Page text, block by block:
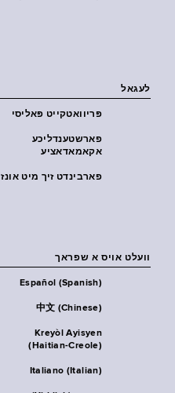
לעגאל
פּריוואטקייט פּאליסי
פארשטענדליכע
אקאמאדאציע
פארבינדט זיך מיט אונז
וועלט אויס א שפראך
Español (Spanish)
中文 (Chinese)
Kreyòl Ayisyen
(Haitian-Creole)
Italiano (Italian)